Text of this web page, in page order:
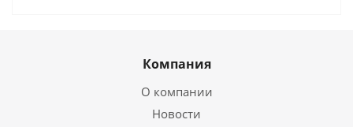
Компания
О компании
Новости